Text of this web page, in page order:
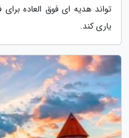
تواند هدیه ای فوق العاده
یاری کند.